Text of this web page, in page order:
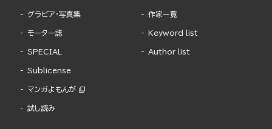
グラビア・写真集
モーター誌
SPECIAL
Sublicense
マンガよもんが
試し読み
作家一覧
Keyword list
Author list